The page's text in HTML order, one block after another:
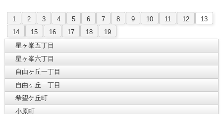
1 2 3 4 5 6 7 8 9 10 11 12
13
14
15 16 17 18
19
星ヶ峯五丁目
星ヶ峯六丁目
自由ヶ丘一丁目
自由ヶ丘二丁目
希望ケ丘町
小原町